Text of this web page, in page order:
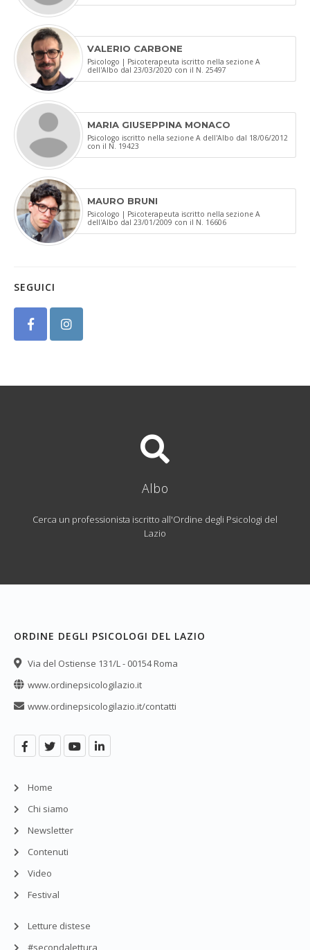
VALERIO CARBONE
Psicologo | Psicoterapeuta iscritto nella sezione A
dell'Albo dal 23/03/2020 con il N. 25497
MARIA GIUSEPPINA MONACO
Psicologo iscritto nella sezione A dell'Albo dal 18/06/2012
con il N. 19423
MAURO BRUNI
Psicologo | Psicoterapeuta iscritto nella sezione A
dell'Albo dal 23/01/2009 con il N. 16606
SEGUICI
Albo
Cerca un professionista iscritto all'Ordine degli Psicologi del
Lazio
ORDINE DEGLI PSICOLOGI DEL LAZIO
Via del Ostiense 131/L - 00154 Roma
www.ordinepsicologilazio.it
www.ordinepsicologilazio.it/contatti
Home
Chi siamo
Newsletter
Contenuti
Video
Festival
Letture distese
#secondalettura